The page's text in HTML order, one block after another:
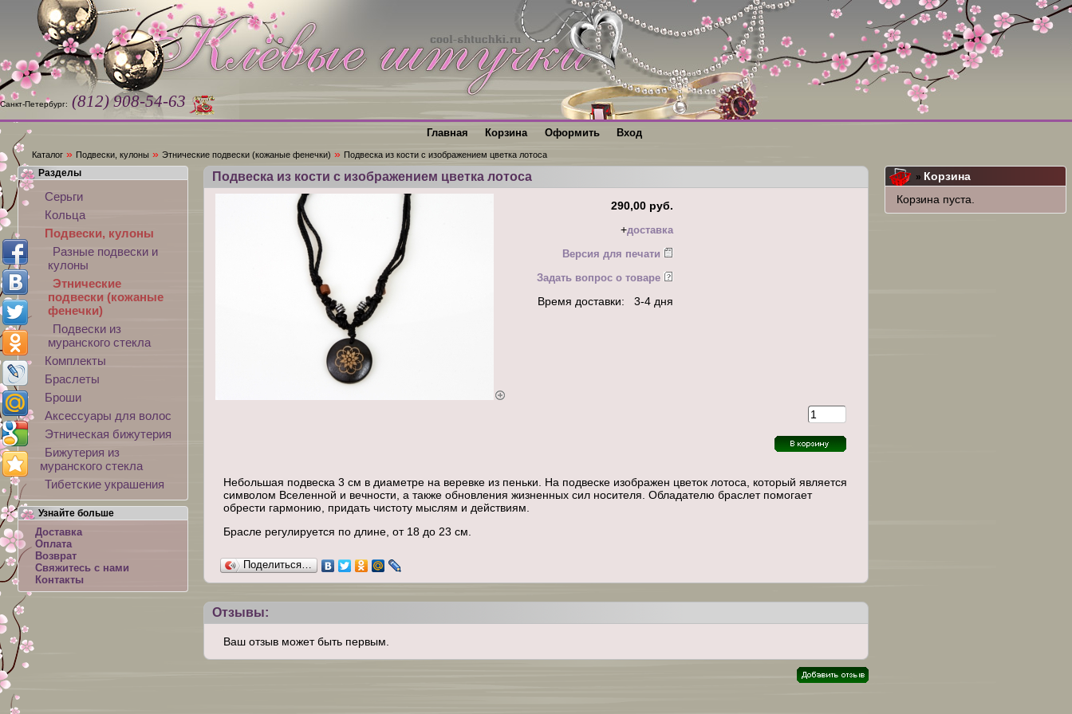
Санкт-Петербург: (812) 908-54-63
Главная Корзина Оформить Вход
Каталог » Подвески, кулоны » Этнические подвески (кожаные фенечки) » Подвеска из кости с изображением цветка лотоса
Подвеска из кости с изображением цветка лотоса
290,00 руб.
+доставка
Версия для печати
Задать вопрос о товаре
Время доставки: 3-4 дня
Небольшая подвеска 3 см в диаметре на веревке из пеньки. На подвеске изображен цветок лотоса, который является
символом Вселенной и вечности, а также обновления жизненных сил носителя. Обладателю браслет помогает
обрести гармонию, придать чистоту мыслям и действиям.
Брасле регулируется по длине, от 18 до 23 см.
Поделиться…
Отзывы:
Ваш отзыв может быть первым.
Разделы
Серьги
Кольца
Подвески, кулоны
Разные подвески и
кулоны
Этнические
подвески (кожаные
фенечки)
Подвески из
муранского стекла
Комплекты
Браслеты
Броши
Аксессуары для волос
Этническая бижутерия
Бижутерия из
муранского стекла
Тибетские украшения
Узнайте больше
Доставка
Оплата
Возврат
Свяжитесь с нами
Контакты
» Корзина
Корзина пуста.